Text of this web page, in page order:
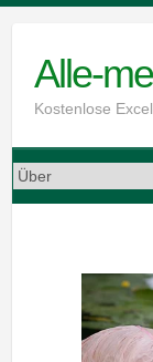
contentAlle-
Kostenlose